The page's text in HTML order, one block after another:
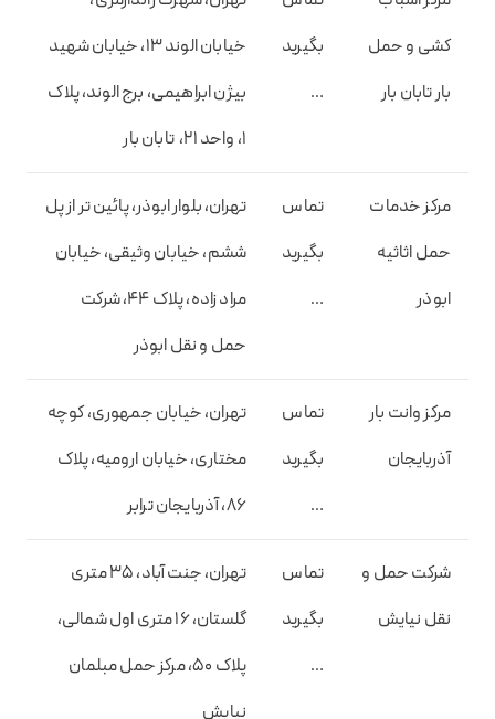
کشی و حمل
بار تابان بار
بگیرید
…
خیابان الوند 13، خیابان شهید
بیژن ابراهیمی، برج الوند، پلاک
1، واحد 21، تابان بار
مرکز خدمات
حمل اثاثیه
ابوذر
تماس
بگیرید
…
تهران، بلوار ابوذر، پائین تر از پل
ششم، خیابان وثیقی، خیابان
مراد زاده، پلاک 44، شرکت
حمل و نقل ابوذر
مرکز وانت بار
آذربایجان
تماس
بگیرید
…
تهران، خیابان جمهوری، کوچه
مختاری، خیابان ارومیه، پلاک
86، آذربایجان ترابر
شرکت حمل و
نقل نیایش
تماس
بگیرید
…
تهران، جنت آباد، 35 متری
گلستان، 16 متری اول شمالی،
پلاک 50، مرکز حمل مبلمان
نیایش